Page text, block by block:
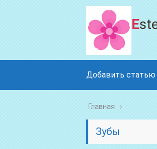
Добавить статью
Главная
Зубы